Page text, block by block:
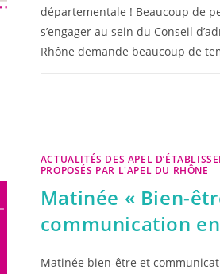
départementale ! Beaucoup de
s’engager au sein du Conseil
Rhône demande beaucoup de
ACTUALITÉS DES APEL
PROPOSÉS PAR L'APEL DU RHÔNE
Matinée « Bien-
communication
Matinée bien-être et